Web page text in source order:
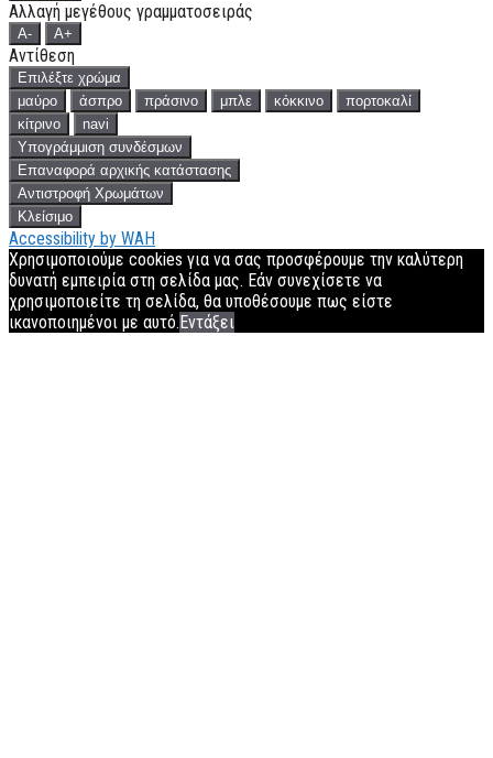
Αλλαγή μεγέθους γραμματοσειράς
A- A+
Αντίθεση
Επιλέξτε χρώμα
μαύρο
άσπρο πράσινο μπλε κόκκινο
πορτοκαλί
κίτρινο
navi
Υπογράμμιση συνδέσμων
Επαναφορά αρχικής κατάστασης
Αντιστροφή Χρωμάτων
Κλείσιμο
Accessibility by WAH
Χρησιμοποιούμε cookies για να σας προσφέρουμε την καλύτερη
δυνατή εμπειρία στη σελίδα μας. Εάν συνεχίσετε να
χρησιμοποιείτε τη σελίδα, θα υποθέσουμε πως είστε
ικανοποιημένοι με αυτό. Εντάξει